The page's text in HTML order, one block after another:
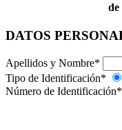
de
DATOS
Apellidos y Nombre*
Tipo de Identificación*
Número de Identificación*